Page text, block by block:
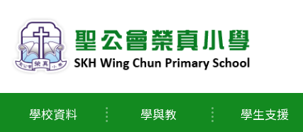
學校資料 學與教 學生支援